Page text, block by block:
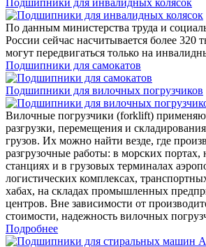
Подшипники для инвалидных колясок
По данным министерства труда и
России сейчас насчитывается более 320
могут передвигаться только на
Подшипники для самокатов
Подшипники для вилочных погрузчиков
Вилочные погрузчики (forklift)
разгрузки, перемещения и
грузов. Их можно найти везде, где
разгрузочные работы: в морских
станциях и в грузовых терминалах
логистических комплексах,
хабах, на складах промышленных
центров. Вне зависимости от
стоимости, надежность вилочных
Подробнее